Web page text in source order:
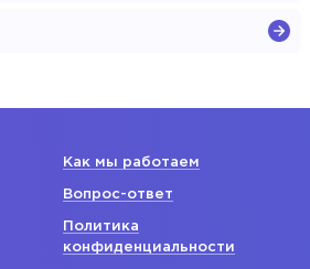
Как мы работаем
Вопрос-ответ
Политика
конфиденциальности